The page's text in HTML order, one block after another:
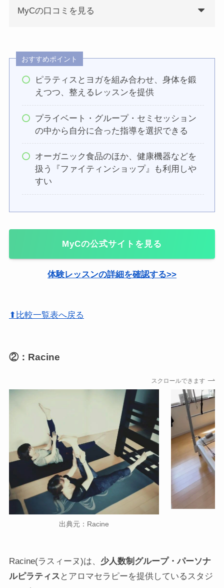
MyCの口コミを見る
おすすめポイント
ピラティスとヨガを組み合わせ、身体を鍛
えつつ、整えるレッスンを提供
プライベート・グループ・セミセッション
の中から自分に合った指導を選択できる
オーガニック食品のほか、健康機器などを
扱う『ファイティンショップ』も利用しや
すい
MyCの公式サイトを見る
体験レッスンの詳細を確認する>>
⬆比較一覧表へ戻る
②：Racine
スクロールできます
出典元：Racine
Racine(ラスィーヌ)は、 少人数制グループ・パーソナ
ルピラティス とアロマセラピーを提供しているスタジ